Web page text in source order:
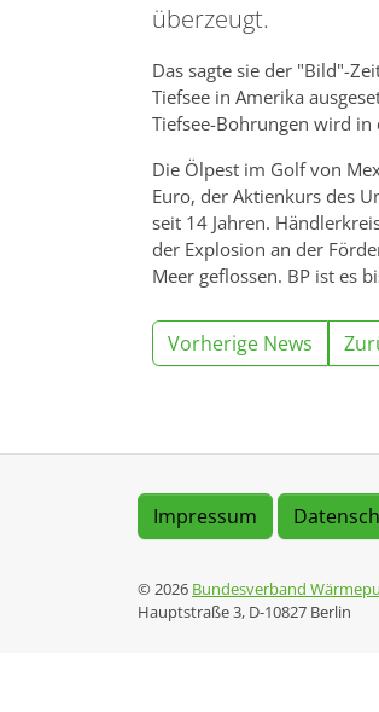
überzeugt.
Das sagte sie der "Bild"-
Tiefsee in Amerika
Tiefsee-Bohrungen wird in
Die Ölpest im Golf von
Euro, der Aktienkurs des
seit 14 Jahren.
der Explosion an der
Meer geflossen. BP ist es
Vorherige News
Impressum
© 2026 Bundesverband
Hauptstraße 3, D-10827 Berlin